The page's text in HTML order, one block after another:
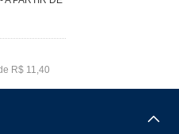
R$ 11,40